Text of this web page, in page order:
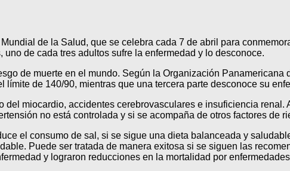
de la Salud, que se celebra cada 7 de abril para
de cada tres adultos sufre la enfermedad y lo desconoce.
de muerte en el mundo. Según la Organización
límite de 140/90, mientras que una tercera parte desconoce su
del miocardio, accidentes cerebrovasculares e insuficiencia
no está controlada y si se acompaña de otros factores de
el consumo de sal, si se sigue una dieta balanceada y
Puede ser tratada de manera exitosa si se siguen las
y lograron reducciones en la mortalidad por